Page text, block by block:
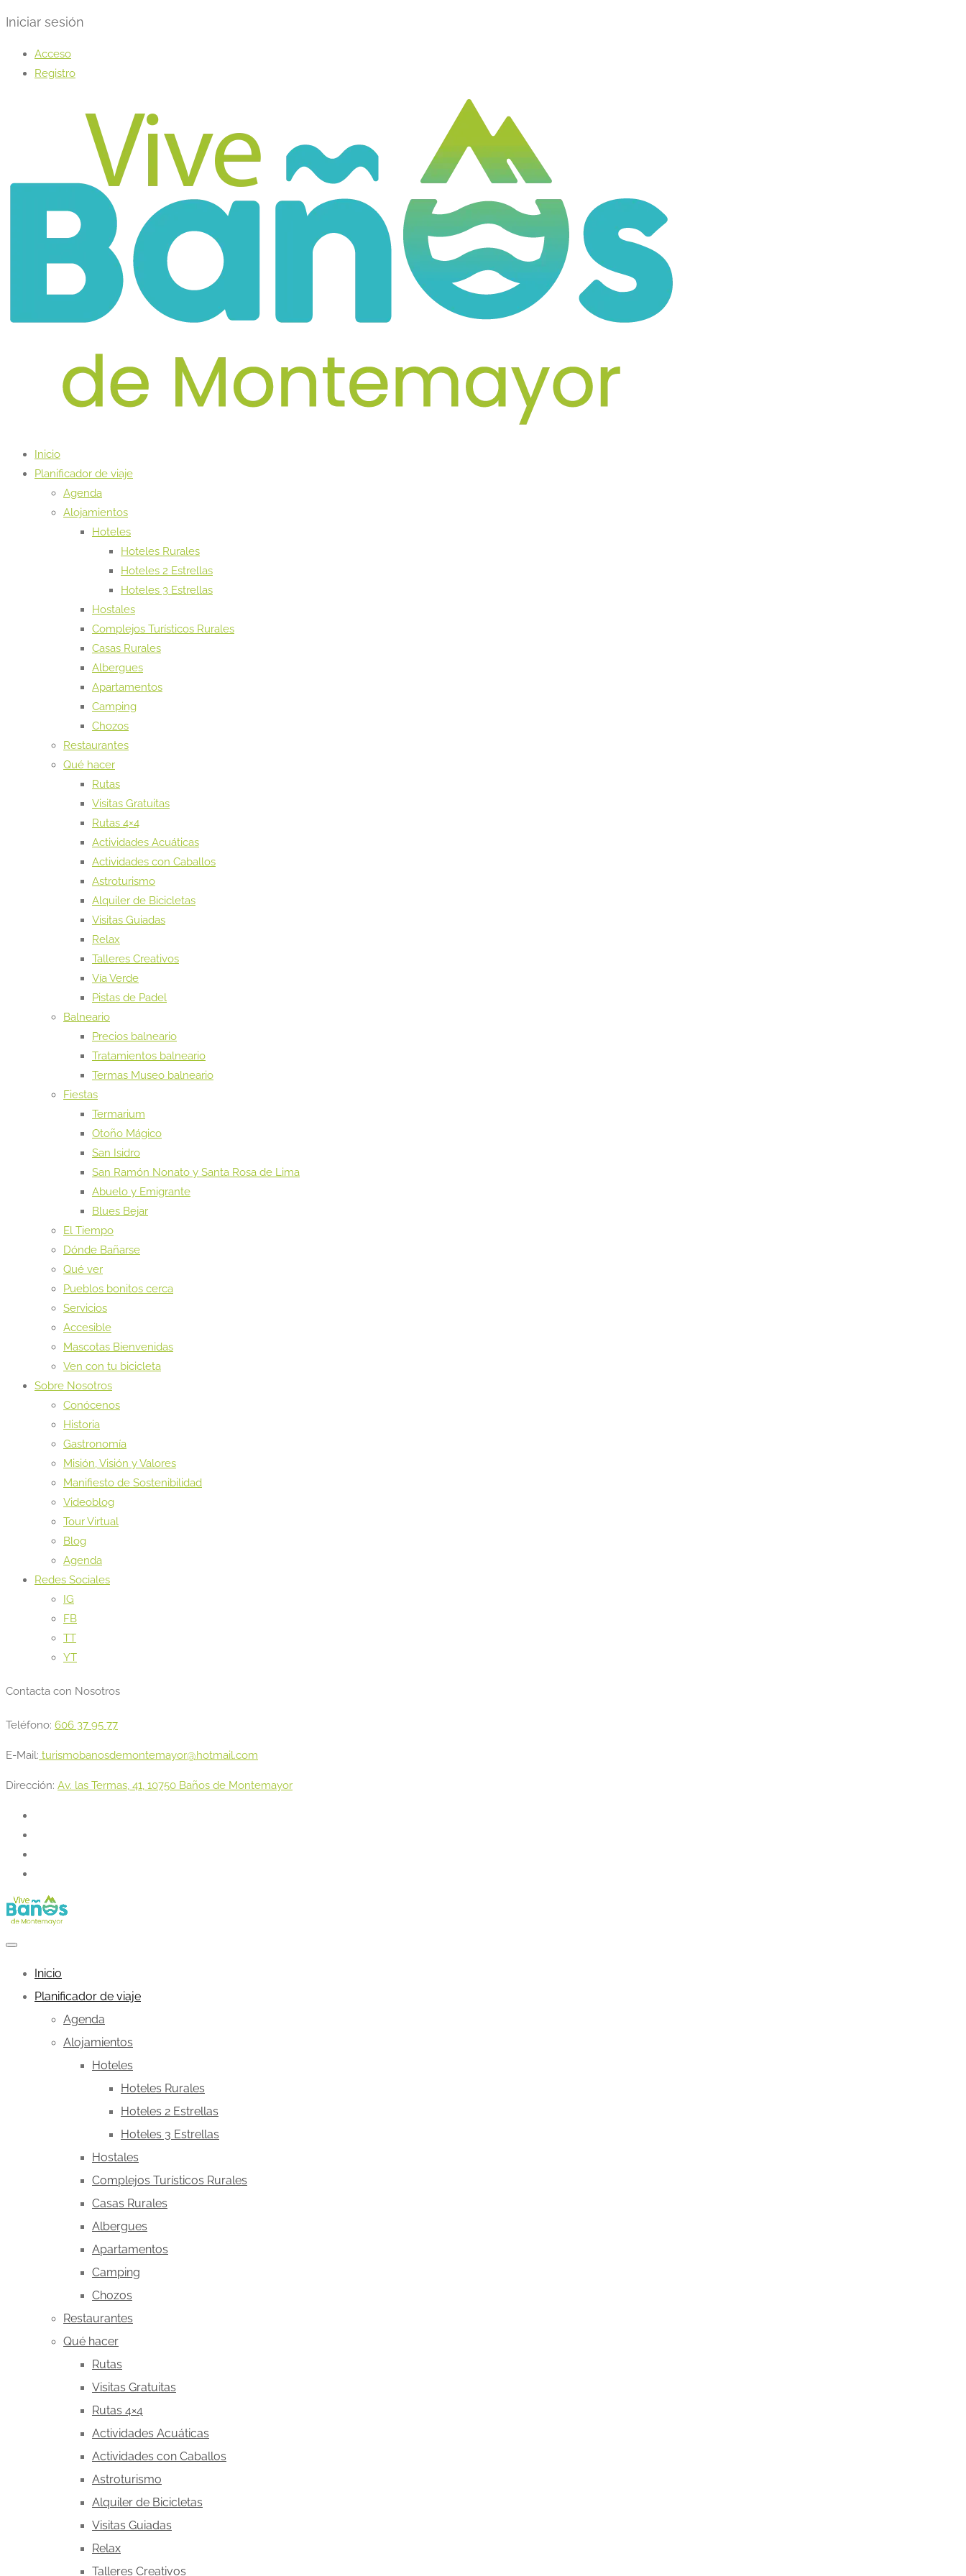
Iniciar sesión
Acceso
Registro
Inicio
Planificador de viaje
Agenda
Alojamientos
Hoteles
Hoteles Rurales
Hoteles 2 Estrellas
Hoteles 3 Estrellas
Hostales
Complejos Turísticos Rurales
Casas Rurales
Albergues
Apartamentos
Camping
Chozos
Restaurantes
Qué hacer
Rutas
Visitas Gratuitas
Rutas 4×4
Actividades Acuáticas
Actividades con Caballos
Astroturismo
Alquiler de Bicicletas
Visitas Guiadas
Relax
Talleres Creativos
Vía Verde
Pistas de Padel
Balneario
Precios balneario
Tratamientos balneario
Termas Museo balneario
Fiestas
Termarium
Otoño Mágico
San Isidro
San Ramón Nonato y Santa Rosa de Lima
Abuelo y Emigrante
Blues Bejar
El Tiempo
Dónde Bañarse
Qué ver
Pueblos bonitos cerca
Servicios
Accesible
Mascotas Bienvenidas
Ven con tu bicicleta
Sobre Nosotros
Conócenos
Historia
Gastronomía
Misión, Visión y Valores
Manifiesto de Sostenibilidad
Videoblog
Tour Virtual
Blog
Agenda
Redes Sociales
IG
FB
TT
YT
Contacta con Nosotros
Teléfono: 606 37 95 77
E-Mail: turismobanosdemontemayor@hotmail.com
Dirección: Av. las Termas, 41, 10750 Baños de Montemayor
Inicio
Planificador de viaje
Agenda
Alojamientos
Hoteles
Hoteles Rurales
Hoteles 2 Estrellas
Hoteles 3 Estrellas
Hostales
Complejos Turísticos Rurales
Casas Rurales
Albergues
Apartamentos
Camping
Chozos
Restaurantes
Qué hacer
Rutas
Visitas Gratuitas
Rutas 4×4
Actividades Acuáticas
Actividades con Caballos
Astroturismo
Alquiler de Bicicletas
Visitas Guiadas
Relax
Talleres Creativos